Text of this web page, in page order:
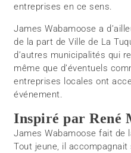
entreprises en ce sens.
James Wabamoose a
de la part de Ville de La
d’autres municipalités qui
même que d’éventuels
entreprises locales ont
événement.
Inspiré par René
James Wabamoose fait de
Tout jeune, il